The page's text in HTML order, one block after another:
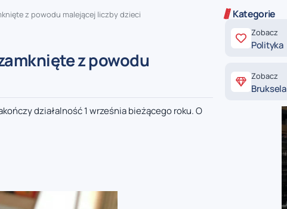
z powodu malejącej liczby dzieci
z powodu
działalność 1 września bieżącego roku. O
Kategorie
Zobacz
Polityka
Zobacz
Bruksela